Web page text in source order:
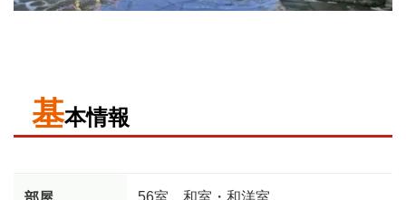
基本情報
56室 和室・和洋室